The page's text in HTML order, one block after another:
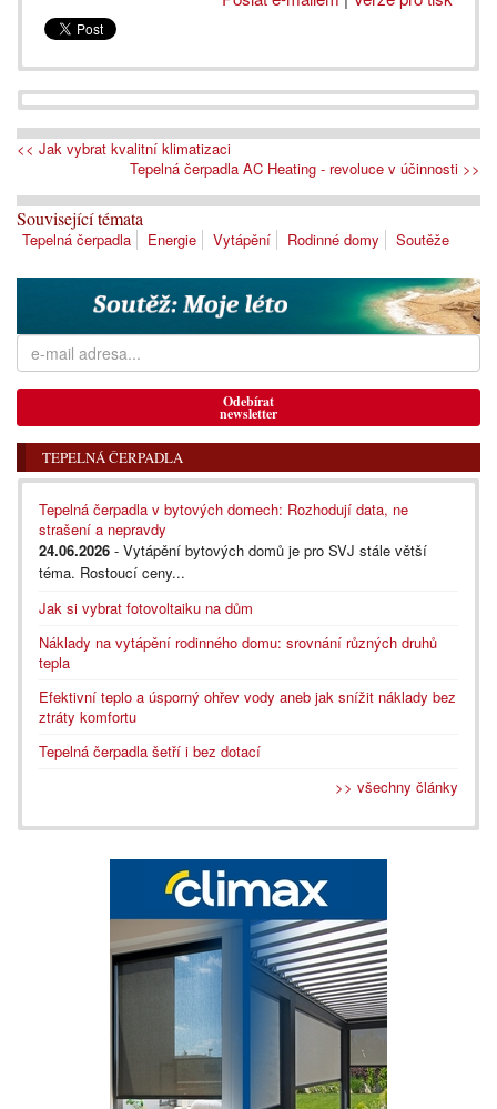
<< Jak vybrat kvalitní klimatizaci
Tepelná čerpadla AC Heating - revoluce v účinnosti >>
Související témata
Tepelná čerpadla Energie Vytápění Rodinné domy Soutěže
Odebírat
newsletter
TEPELNÁ ČERPADLA
Tepelná čerpadla v bytových domech: Rozhodují data, ne
strašení a nepravdy
24.06.2026 - Vytápění bytových domů je pro SVJ stále větší
téma. Rostoucí ceny...
Jak si vybrat fotovoltaiku na dům
Náklady na vytápění rodinného domu: srovnání různých druhů
tepla
Efektivní teplo a úsporný ohřev vody aneb jak snížit náklady bez
ztráty komfortu
Tepelná čerpadla šetří i bez dotací
>> všechny články